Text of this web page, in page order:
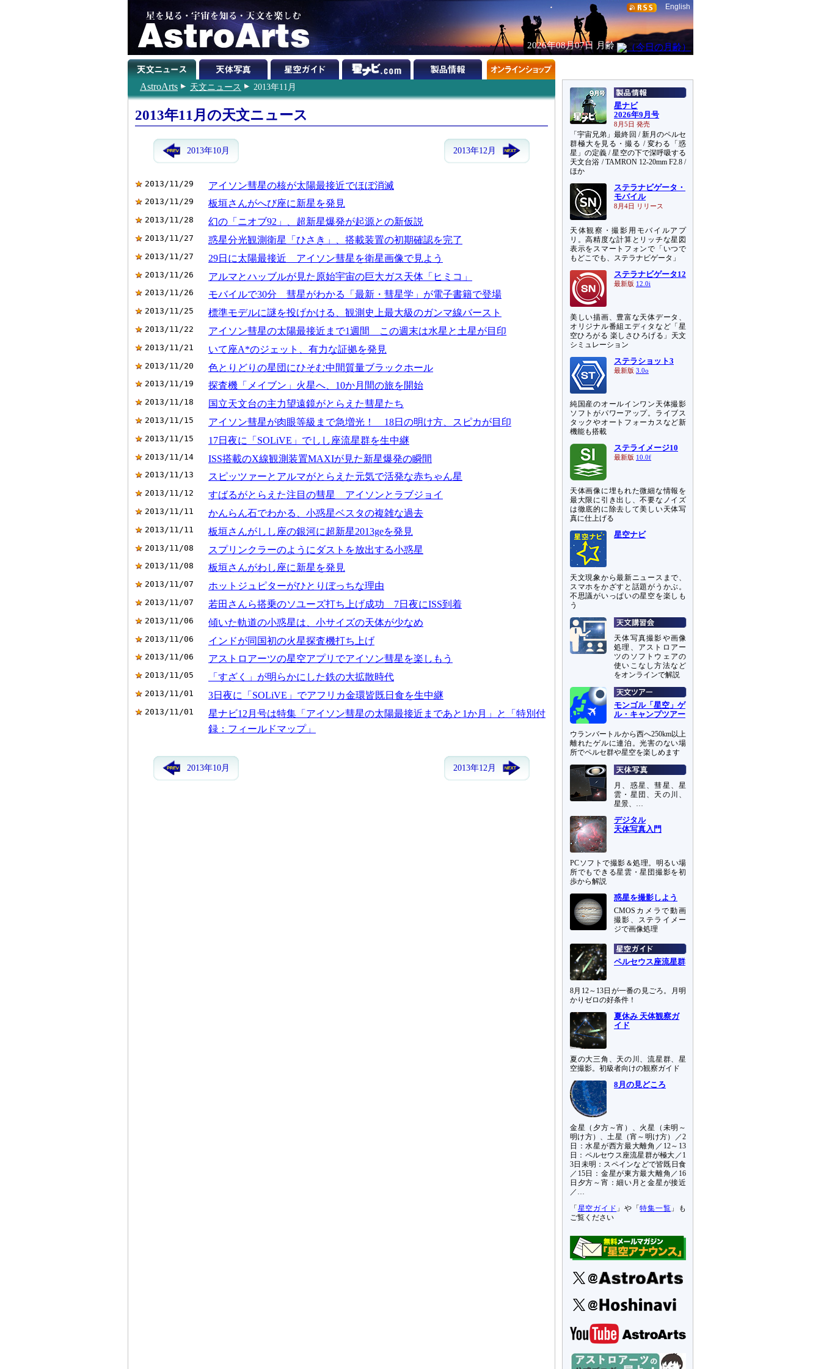
English
2026年08月07日 月齢
AstroArts 天文ニュース 2013年11月
2013年11月の天文ニュース
2013年10月 2013年12月
2013/11/29 アイソン彗星の核が太陽最接近でほぼ消滅
2013/11/29 板垣さんがへび座に新星を発見
2013/11/28 幻の「ニオブ92」、超新星爆発が起源との新仮説
2013/11/27 惑星分光観測衛星「ひさき」、搭載装置の初期確認を完了
2013/11/27 29日に太陽最接近 アイソン彗星を衛星画像で見よう
2013/11/26 アルマとハッブルが見た原始宇宙の巨大ガス天体「ヒミコ」
2013/11/26 モバイルで30分 彗星がわかる「最新・彗星学」が電子書籍で登場
2013/11/25 標準モデルに謎を投げかける、観測史上最大級のガンマ線バースト
2013/11/22 アイソン彗星の太陽最接近まで1週間 この週末は水星と土星が目印
2013/11/21 いて座A*のジェット、有力な証拠を発見
2013/11/20 色とりどりの星団にひそむ中間質量ブラックホール
2013/11/19 探査機「メイブン」火星へ、10か月間の旅を開始
2013/11/18 国立天文台の主力望遠鏡がとらえた彗星たち
2013/11/15 アイソン彗星が肉眼等級まで急増光！ 18日の明け方、スピカが目印
2013/11/15 17日夜に「SOLiVE」でしし座流星群を生中継
2013/11/14 ISS搭載のX線観測装置MAXIが見た新星爆発の瞬間
2013/11/13 スピッツァーとアルマがとらえた元気で活発な赤ちゃん星
2013/11/12 すばるがとらえた注目の彗星 アイソンとラブジョイ
2013/11/11 かんらん石でわかる、小惑星ベスタの複雑な過去
2013/11/11 板垣さんがしし座の銀河に超新星2013geを発見
2013/11/08 スプリンクラーのようにダストを放出する小惑星
2013/11/08 板垣さんがわし座に新星を発見
2013/11/07 ホットジュピターがひとりぼっちな理由
2013/11/07 若田さんら搭乗のソユーズ打ち上げ成功 7日夜にISS到着
2013/11/06 傾いた軌道の小惑星は、小サイズの天体が少なめ
2013/11/06 インドが同国初の火星探査機打ち上げ
2013/11/06 アストロアーツの星空アプリでアイソン彗星を楽しもう
2013/11/05 「すざく」が明らかにした鉄の大拡散時代
2013/11/01 3日夜に「SOLiVE」でアフリカ金環皆既日食を生中継
2013/11/01
星ナビ12月号は特集「アイソン彗星の太陽最接近まであと1か月」と「特別付
録：フィールドマップ」
2013年10月 2013年12月
星ナビ
2026年9月号
8月5日 発売
「宇宙兄弟」最終回 / 新月のペルセ
群極大を見る・撮る / 変わる「惑
星」の定義 / 星空の下で深呼吸する
天文台浴 / TAMRON 12-20mm F2.8 /
ほか
ステラナビゲータ・
モバイル
8月4日 リリース
天体観察・撮影用モバイルアプ
リ。高精度な計算とリッチな星図
表示をスマートフォンで「いつで
もどこでも、ステラナビゲータ」
ステラナビゲータ12
最新版 12.0i
美しい描画、豊富な天体データ、
オリジナル番組エディタなど「星
空ひろがる 楽しさひろげる」天文
シミュレーション
ステラショット3
最新版 3.0o
純国産のオールインワン天体撮影
ソフトがパワーアップ。ライブス
タックやオートフォーカスなど新
機能も搭載
ステライメージ10
最新版 10.0f
天体画像に埋もれた微細な情報を
最大限に引き出し、不要なノイズ
は徹底的に除去して美しい天体写
真に仕上げる
星空ナビ
天文現象から最新ニュースまで、
スマホをかざすと話題がうかぶ。
不思議がいっぱいの星空を楽しも
う
天体写真撮影や画像
処理、アストロアー
ツのソフトウェアの
使いこなし方法など
をオンラインで解説
モンゴル「星空」ゲ
ル・キャンプツアー
ウランバートルから西へ250km以上
離れたゲルに連泊。光害のない場
所でペルセ群や星空を楽しめます
月、惑星、彗星、星
雲・星団、天の川、
星景、…
デジタル
天体写真入門
PCソフトで撮影＆処理。明るい場
所でもできる星雲・星団撮影を初
歩から解説
惑星を撮影しよう
CMOSカメラで動画
撮影、ステライメー
ジで画像処理
ペルセウス座流星群
8月12～13日が一番の見ごろ。月明
かりゼロの好条件！
夏休み 天体観察ガ
イド
夏の大三角、天の川、流星群、星
空撮影。初級者向けの観察ガイド
8月の見どころ
金星（夕方～宵）、火星（未明～
明け方）、土星（宵～明け方）／2
日：水星が西方最大離角／12～13
日：ペルセウス座流星群が極大／1
3日未明：スペインなどで皆既日食
／15日：金星が東方最大離角／16
日夕方～宵：細い月と金星が接近
／…
「 星空ガイド 」や「特集一覧 」も
ご覧ください